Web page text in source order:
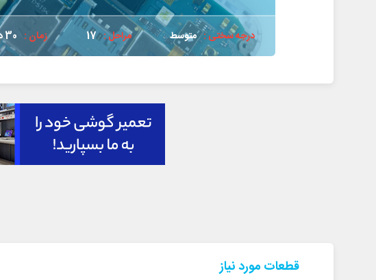
درجه سختی : متوسط مراحل : 17 زمان : 30 دقیقه-1 ساعت
قطعات مورد نیاز